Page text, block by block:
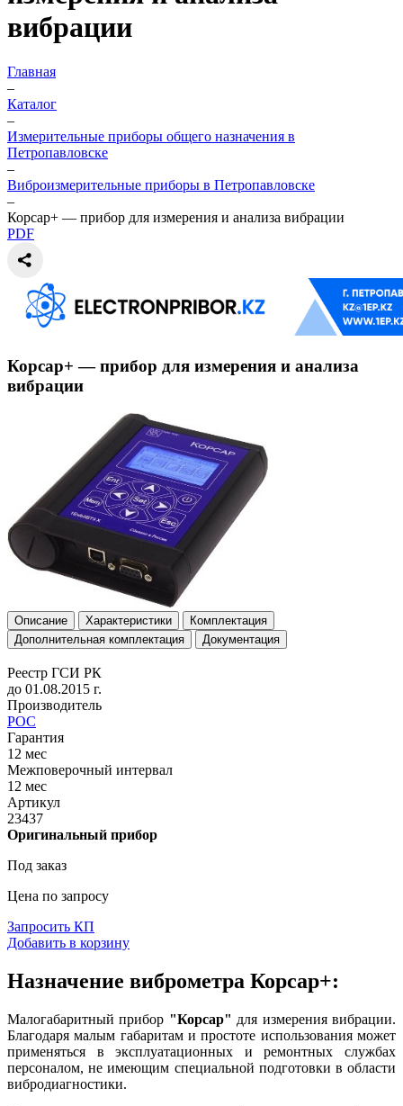
вибрации
Главная
–
Каталог
–
Измерительные приборы общего назначения в
Петропавловске
–
Виброизмерительные приборы в Петропавловске
–
Корсар+ — прибор для измерения и анализа вибрации
PDF
Корсар+ — прибор для измерения и анализа
вибрации
Описание Характеристики
Комплектация
Дополнительная комплектация
Документация
Реестр ГСИ РК
до 01.08.2015 г.
Производитель
РОС
Гарантия
12 мес
Межповерочный интервал
12 мес
Артикул
23437
Оригинальный прибор
Под заказ
Цена по запросу
Запросить КП
Добавить в корзину
Назначение виброметра Корсар+:
Малогабаритный прибор "Корсар" для измерения вибрации.
Благодаря малым габаритам и простоте использования может
применяться в эксплуатационных и ремонтных службах
персоналом, не имеющим специальной подготовки в области
вибродиагностики.